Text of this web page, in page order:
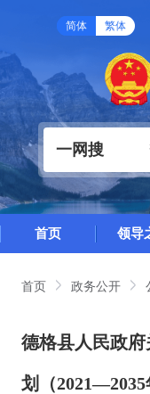
简体 繁体
一网搜
首页 领导
首页 政务公开
德格县人民政
划（